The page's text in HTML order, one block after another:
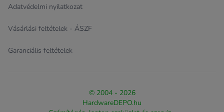
Adatvédelmi nyilatkozat
Vásárlási feltételek - ÁSZF
Garanciális feltételek
© 2004 - 2026
HardwareDEPO.hu